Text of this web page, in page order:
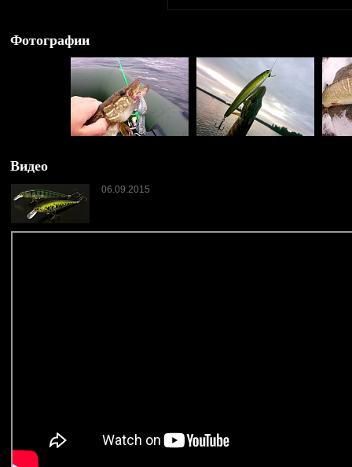
Фотографии
Видео
06.09.2015